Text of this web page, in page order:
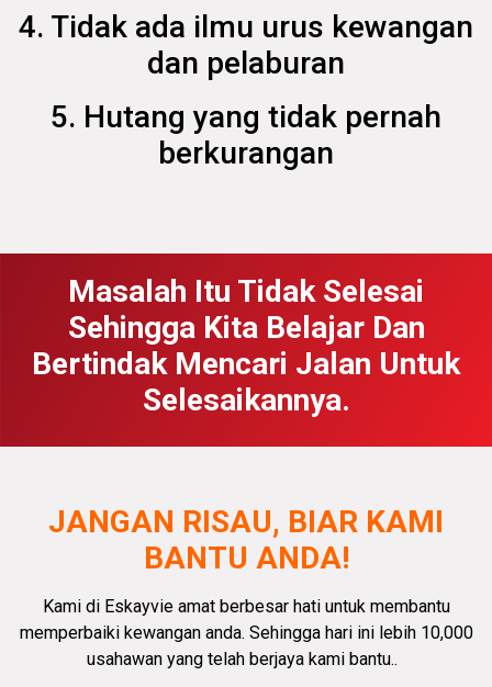
4. Tidak ada ilmu urus kewangan
dan pelaburan
5. Hutang yang tidak pernah
berkurangan
Masalah Itu Tidak Selesai
Sehingga Kita Belajar Dan
Bertindak Mencari Jalan Untuk
Selesaikannya.
JANGAN RISAU, BIAR KAMI
BANTU ANDA!
Kami di Eskayvie amat berbesar hati untuk membantu
memperbaiki kewangan anda. Sehingga hari ini lebih 10,000
usahawan yang telah berjaya kami bantu..